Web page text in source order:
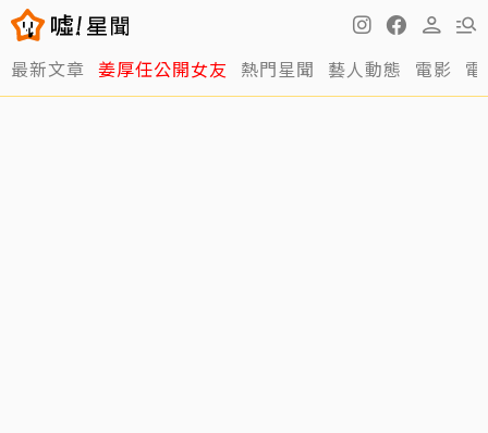
最新文章 姜厚任公開女友 熱門星聞 藝人動態 電影